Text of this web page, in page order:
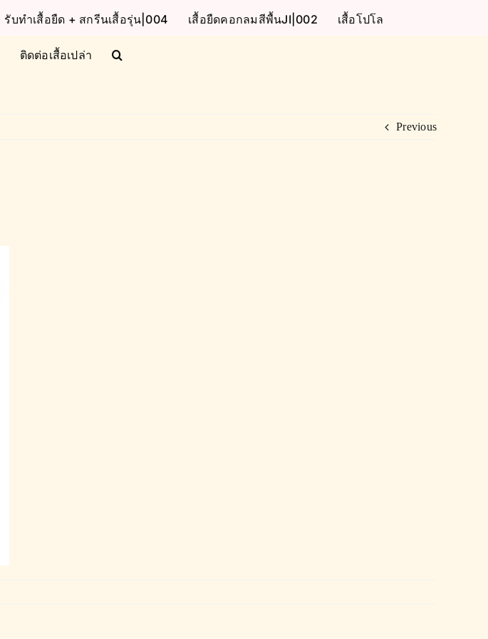
รับทำเสื้อยืด + สกรีนเสื้อรุ่น|004 เสื้อยืดคอกลมสีพื้นJI|002 เสื้อโปโล
ติดต่อเสื้อเปล่า
Previous